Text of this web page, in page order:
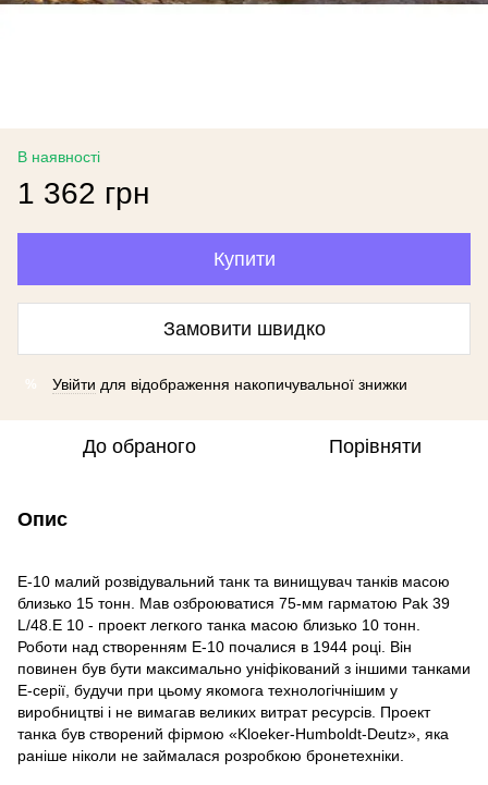
В наявності
1 362 грн
Купити
Замовити швидко
% Увійти для відображення накопичувальної знижки
До обраного Порівняти
Опис
E-10 малий розвідувальний танк та винищувач танків масою
близько 15 тонн. Мав озброюватися 75-мм гарматою Pak 39
L/48.E 10 - проект легкого танка масою близько 10 тонн.
Роботи над створенням E-10 почалися в 1944 році. Він
повинен був бути максимально уніфікований з іншими танками
E-серії, будучи при цьому якомога технологічнішим у
виробництві і не вимагав великих витрат ресурсів. Проект
танка був створений фірмою «Kloeker-Humboldt-Deutz», яка
раніше ніколи не займалася розробкою бронетехніки.